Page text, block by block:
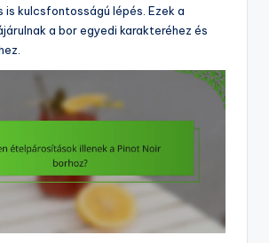
is kulcsfontosságú lépés. Ezek a
a bor egyedi karakteréhez és